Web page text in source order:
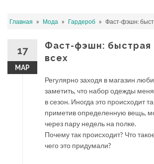
содержанию
Главная » Мода » Гардероб » Фаст-фэшн:
17
МАР
Фаст-фэшн: быстрая
всех
Регулярно заходя в магазин
заметить, что набор одежды
в сезон. Иногда это происходит
приметив определенную вещь,
через пару недель на полке.
Почему так происходит? Что
чего это придумали?